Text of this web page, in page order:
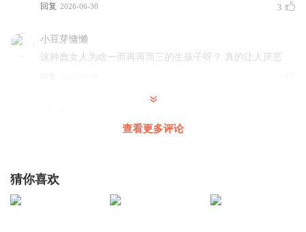
回复 2026-06-30 3
小豆芽慵懒
这种蠢女人为啥一而再再而三的生孩子呀？ 真的让人厌恶
人家来求助，主持人一个劲给添堵。
查看更多评论
猜你喜欢